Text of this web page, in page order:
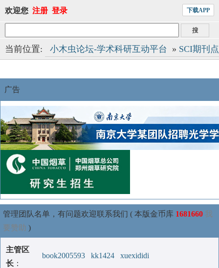
欢迎您 注册 登录 下载APP
当前位置: 小木虫论坛-学术科研互动平台 » SCI期刊
广告
管理团队名单，有问题欢迎联系我们 ( 本版金币库 1681660 我
要赞助 )
主管区
长 ：
book2005593 kk1424 xuexididi